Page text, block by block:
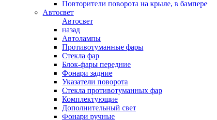
Повторители поворота на крыле, в бампере
Автосвет
Автосвет
назад
Автолампы
Противотуманные фары
Стекла фар
Блок-фары передние
Фонари задние
Указатели поворота
Стекла противотуманных фар
Комплектующие
Дополнительный свет
Фонари ручные